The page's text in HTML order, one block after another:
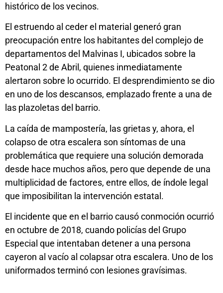
histórico de los vecinos.
El estruendo al ceder el material generó gran
preocupación entre los habitantes del complejo de
departamentos del Malvinas I, ubicados sobre la
Peatonal 2 de Abril, quienes inmediatamente
alertaron sobre lo ocurrido. El desprendimiento se dio
en uno de los descansos, emplazado frente a una de
las plazoletas del barrio.
La caída de mampostería, las grietas y, ahora, el
colapso de otra escalera son síntomas de una
problemática que requiere una solución demorada
desde hace muchos años, pero que depende de una
multiplicidad de factores, entre ellos, de índole legal
que imposibilitan la intervención estatal.
El incidente que en el barrio causó conmoción ocurrió
en octubre de 2018, cuando policías del Grupo
Especial que intentaban detener a una persona
cayeron al vacío al colapsar otra escalera. Uno de los
uniformados terminó con lesiones gravísimas.